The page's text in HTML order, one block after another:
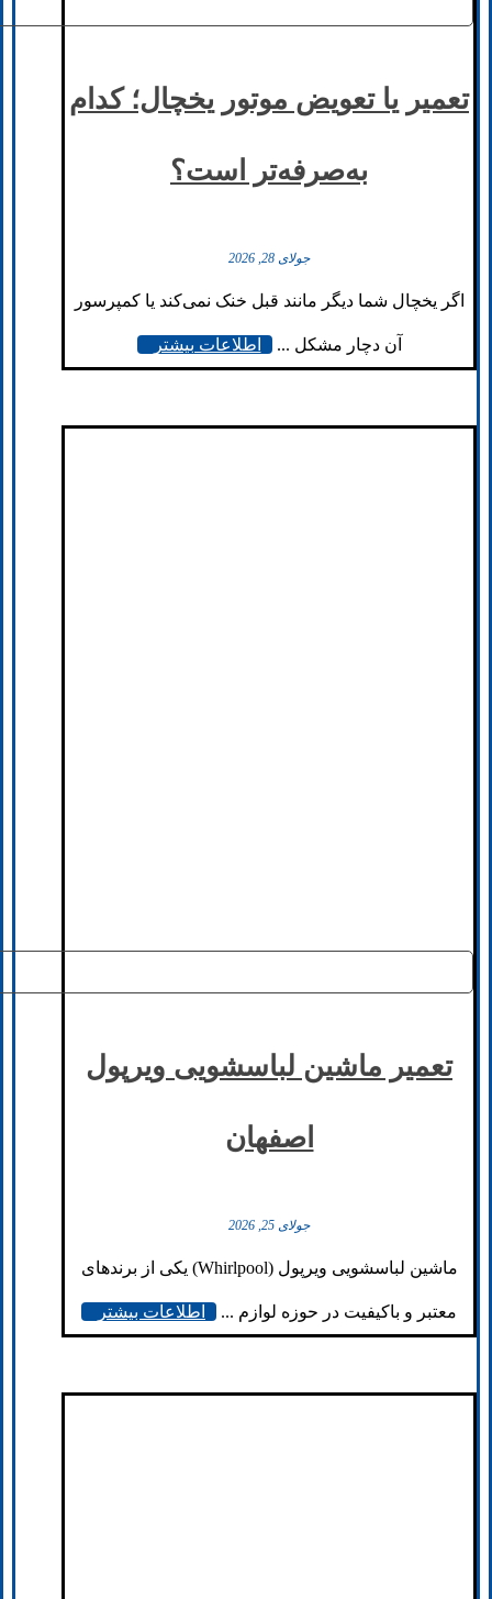
تعمیر یا تعویض موتور یخچال؛ کدام
به‌صرفه‌تر است؟
جولای 28, 2026
اگر یخچال شما دیگر مانند قبل خنک نمی‌کند یا کمپرسور
آن دچار مشکل ... اطلاعات بیشتر
تعمیر ماشین لباسشویی ویرپول
اصفهان
جولای 25, 2026
ماشین لباسشویی ویرپول (Whirlpool) یکی از برندهای
معتبر و باکیفیت در حوزه لوازم ... اطلاعات بیشتر